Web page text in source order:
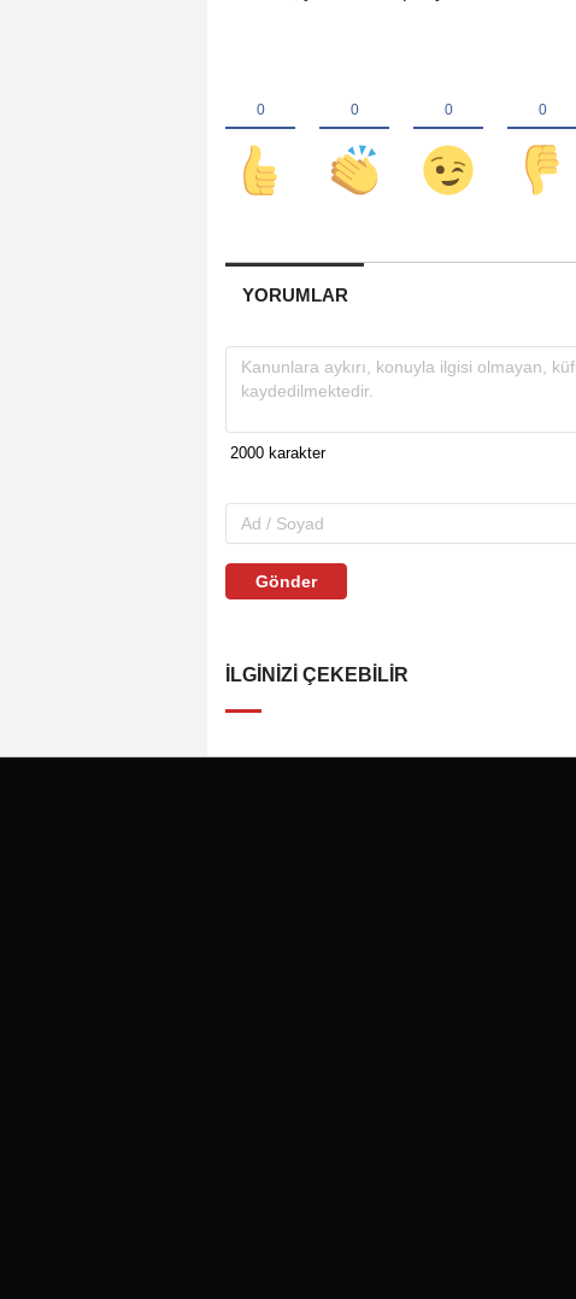
YORUMLAR
Gönder
İLGINIZI ÇEKEBILIR